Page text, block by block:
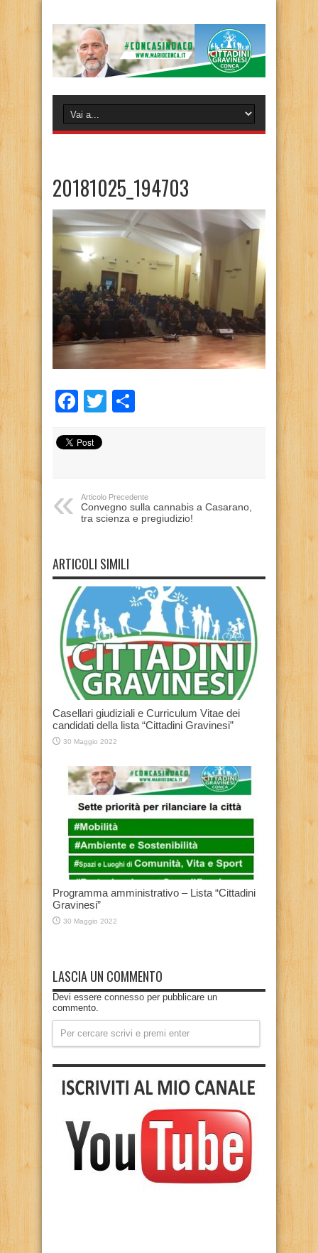
20181025_194703
Facebook
Twitter
Articolo Precedente
Convegno sulla cannabis a Casarano,
tra scienza e pregiudizio!
ARTICOLI SIMILI
Casellari giudiziali e Curriculum Vitae dei
candidati della lista “Cittadini Gravinesi”
30 Maggio 2022
Programma amministrativo – Lista “Cittadini
Gravinesi”
30 Maggio 2022
LASCIA UN COMMENTO
Devi essere connesso per pubblicare un
commento.